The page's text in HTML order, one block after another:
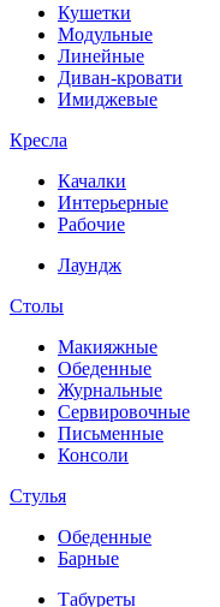
Кушетки
Модульные
Линейные
Диван-кровати
Имиджевые
Кресла
Качалки
Интерьерные
Рабочие
Лаундж
Столы
Макияжные
Обеденные
Журнальные
Сервировочные
Письменные
Консоли
Стулья
Обеденные
Барные
Табуреты